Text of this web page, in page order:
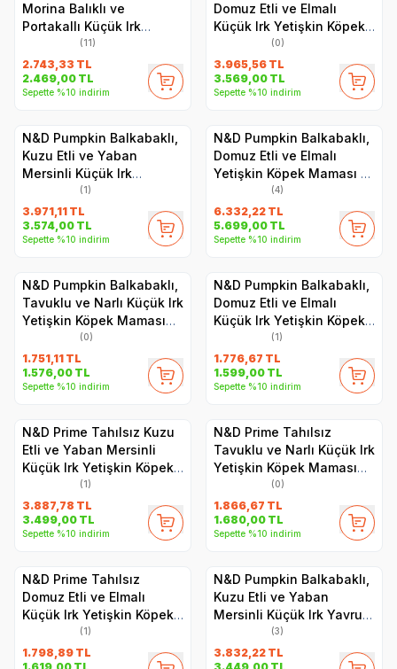
Morina Balıklı ve
Portakallı Küçük Irk
Yetişkin Köpek Maması 7
kg
(11)
2.743,33 TL
2.469,00 TL
Sepette %10 indirim
Domuz Etli ve Elmalı
Küçük Irk Yetişkin Köpek
Maması 7 kg
(0)
3.965,56 TL
3.569,00 TL
Sepette %10 indirim
N&D Pumpkin Balkabaklı,
Kuzu Etli ve Yaban
Mersinli Küçük Irk
Yetişkin Köpek Maması 7
kg
(1)
3.971,11 TL
3.574,00 TL
Sepette %10 indirim
N&D Pumpkin Balkabaklı,
Domuz Etli ve Elmalı
Yetişkin Köpek Maması 12
(4)
6.332,22 TL
5.699,00 TL
Sepette %10 indirim
N&D Pumpkin Balkabaklı,
Tavuklu ve Narlı Küçük Irk
Yetişkin Köpek Maması
(0)
1.751,11 TL
1.576,00 TL
Sepette %10 indirim
N&D Pumpkin Balkabaklı,
Domuz Etli ve Elmalı
Küçük Irk Yetişkin Köpek
Maması 2.5 kg
(1)
1.776,67 TL
1.599,00 TL
Sepette %10 indirim
N&D Prime Tahılsız Kuzu
Etli ve Yaban Mersinli
Küçük Irk Yetişkin Köpek
Maması 7 kg
(1)
3.887,78 TL
3.499,00 TL
Sepette %10 indirim
N&D Prime Tahılsız
Tavuklu ve Narlı Küçük Irk
Yetişkin Köpek Maması
(0)
1.866,67 TL
1.680,00 TL
Sepette %10 indirim
N&D Prime Tahılsız
Domuz Etli ve Elmalı
Küçük Irk Yetişkin Köpek
Maması 2.5 kg
(1)
1.798,89 TL
N&D Pumpkin Balkabaklı,
Kuzu Etli ve Yaban
Mersinli Küçük Irk Yavru
Köpek Maması 7 kg
(3)
3.832,22 TL